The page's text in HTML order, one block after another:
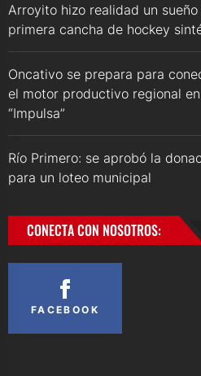
Arroyito hizo realidad un
primera cancha de hockey
Oncativo se prepara para
el motor productivo regional
“Impulsa”
Río Primero: se aprobó la
para un loteo municipal
CONECTA CON NOSOTROS:
FACEBOOK